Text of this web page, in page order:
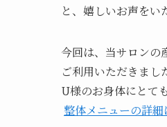
と、嬉しいお声をい
今回は、当サロンの
ご利用いただきま
U様のお身体にとて
整体メニューの詳細